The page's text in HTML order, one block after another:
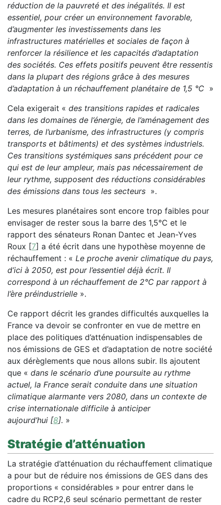
réduction de la pauvreté et des inégalités. Il est
essentiel, pour créer un environnement favorable,
d’augmenter les investissements dans les
infrastructures matérielles et sociales de façon à
renforcer la résilience et les capacités d’adaptation
des sociétés. Ces effets positifs peuvent être ressentis
dans la plupart des régions grâce à des mesures
d’adaptation à un réchauffement planétaire de 1,5 °C »
Cela exigerait « des transitions rapides et radicales
dans les domaines de l’énergie, de l’aménagement des
terres, de l’urbanisme, des infrastructures (y compris
transports et bâtiments) et des systèmes industriels.
Ces transitions systémiques sans précédent pour ce
qui est de leur ampleur, mais pas nécessairement de
leur rythme, supposent des réductions considérables
des émissions dans tous les secteurs ».
Les mesures planétaires sont encore trop faibles pour
envisager de rester sous la barre des 1,5°C et le
rapport des sénateurs Ronan Dantec et Jean-Yves
Roux [7] a été écrit dans une hypothèse moyenne de
réchauffement : « Le proche avenir climatique du pays,
d’ici à 2050, est pour l’essentiel déjà écrit. Il
correspond à un réchauffement de 2°C par rapport à
l’ère préindustrielle ».
Ce rapport décrit les grandes difficultés auxquelles la
France va devoir se confronter en vue de mettre en
place des politiques d’atténuation indispensables de
nos émissions de GES et d’adaptation de notre société
aux dérèglements que nous allons subir. Ils ajoutent
que « dans le scénario d’une poursuite au rythme
actuel, la France serait conduite dans une situation
climatique alarmante vers 2080, dans un contexte de
crise internationale difficile à anticiper
aujourd’hui [8]. »
Stratégie d’atténuation
La stratégie d’atténuation du réchauffement climatique
a pour but de réduire nos émissions de GES dans des
proportions « considérables » pour entrer dans le
cadre du RCP2,6 seul scénario permettant de rester